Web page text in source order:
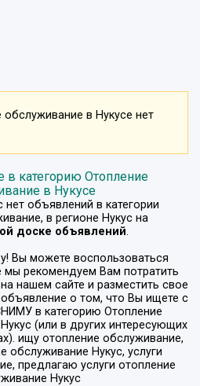
обслуживание в Нукусе нет
в категорию Отопление
в Нукусе
объявлений в категории
, в регионе Нукусна
доске объявлений.
Вы можете воспользоваться
рекомендуем Вам потратить
нашем сайте и разместить свое
о том, что Вы ищете с
в категорию Отопление
Нукус (или в других интересующих
ищу отопление обслуживание,
обслуживание Нукус, услуги
предлагаю услуги отопление
Нукус